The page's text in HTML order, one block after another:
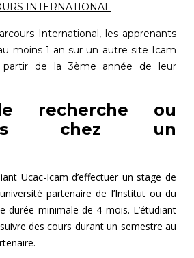
INTERNATIONAL
International, les apprenants
moins 1 an sur un autre site Icam
de la 3ème année de leur
recherche ou
chez un
Ucac-Icam d’effectuer un stage de
partenaire de l’Institut ou du
durée minimale de 4 mois. L’étudiant
des cours durant un semestre au